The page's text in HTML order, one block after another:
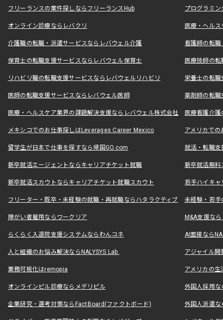
フリーランスの案件探しならフリーランスHub プログラミ
オンライン診療ならレバクリ 医療・ヘル
介護職の転職・派遣サービスならレバウェル介護 看護師の転
保育士の転職支援サービスならレバウェル保育士 医療技師の
リハビリ職の転職支援サービスならレバウェルリハビリ 栄養士の転
医師の転職支援サービスならレバウェル医師 薬剤師の転
医療・ヘルスケア業界の課題解決支援ならレバウェル株式会社 医療看護介
メキシコでのお仕事探しはLeverages Career Mexico アメリカで
留学生が日本で仕事を探すなら帰国GO.com 就活・転職
新卒就活エージェントならキャリアチケット就職 新卒就活無料
新卒就活スカウトならキャリアチケット就職スカウト 若手ハイキ
フリーター・既卒・未経験の就職・再就職ならハタラクティブ 未経験・若手
障がい者雇用ならワークリア M&A支援な
らくらく入退院支援システムならわんコネ AI面接なら
人と組織のお悩み解決ならNALYSYS Lab. アジャイル
業務可視化はremopia アメリカの
オンラインピル診療ならメデリピル 外国人採用
企業研究・選考対策ならFactBoard(ファクトボード) 外国人派遣な